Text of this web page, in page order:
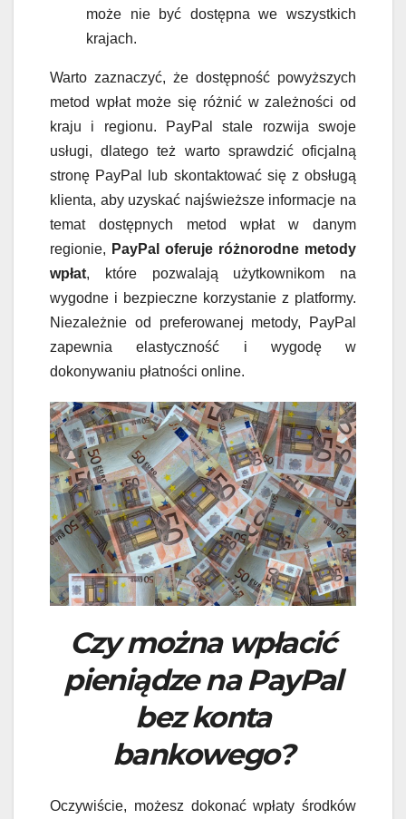
może nie być dostępna we wszystkich
krajach.
Warto zaznaczyć, że dostępność powyższych
metod wpłat może się różnić w zależności od
kraju i regionu. PayPal stale rozwija swoje
usługi, dlatego też warto sprawdzić oficjalną
stronę PayPal lub skontaktować się z obsługą
klienta, aby uzyskać najświeższe informacje na
temat dostępnych metod wpłat w danym
regionie, PayPal oferuje różnorodne metody
wpłat, które pozwalają użytkownikom na
wygodne i bezpieczne korzystanie z platformy.
Niezależnie od preferowanej metody, PayPal
zapewnia elastyczność i wygodę w
dokonywaniu płatności online.
Czy można wpłacić
pieniądze na PayPal
bez konta
bankowego?
Oczywiście, możesz dokonać wpłaty środków